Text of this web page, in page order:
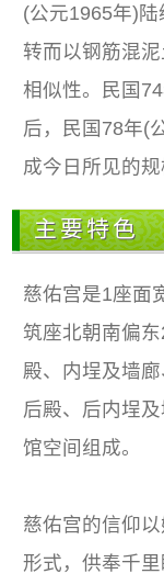
(公元1965年)
转而以钢筋混
相似性。民国
后，民国78年(
成今日所见的规
主要特色
慈佑宫是1座面
筑座北朝南偏
殿、内埕及墙廊
后殿、后内埕
馆空间组成。
慈佑宫的信仰
形式，供奉千